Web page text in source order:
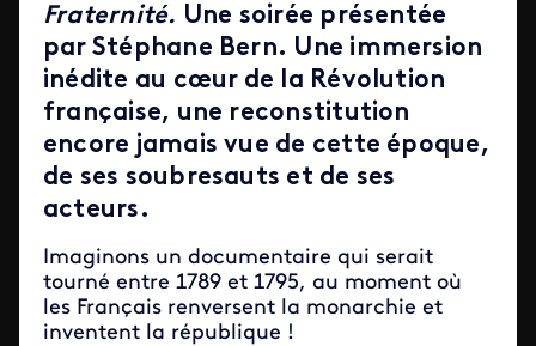
Fraternité. Une soirée présentée
par Stéphane Bern. Une immersion
inédite au cœur de la Révolution
française, une reconstitution
encore jamais vue de cette époque,
de ses soubresauts et de ses
acteurs.
Imaginons un documentaire qui serait
tourné entre 1789 et 1795, au moment où
les Français renversent la monarchie et
inventent la république !